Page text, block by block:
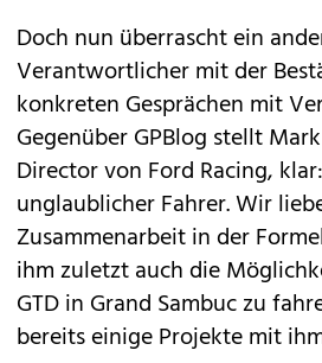
Doch nun überrascht ein
Verantwortlicher mit der
konkreten Gesprächen mit
Gegenüber GPBlog stellt
Director von Ford Racing,
unglaublicher Fahrer. Wir
Zusammenarbeit in der
ihm zuletzt auch die
GTD in Grand Sambuc zu
bereits einige Projekte mit